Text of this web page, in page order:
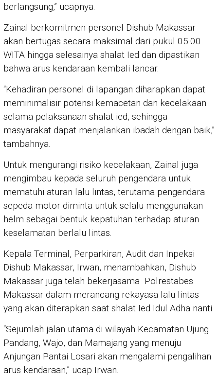
berlangsung,” ucapnya.
Zainal berkomitmen personel Dishub Makassar
akan bertugas secara maksimal dari pukul 05.00
WITA hingga selesainya shalat Ied dan dipastikan
bahwa arus kendaraan kembali lancar.
“Kehadiran personel di lapangan diharapkan dapat
meminimalisir potensi kemacetan dan kecelakaan
selama pelaksanaan shalat ied, sehingga
masyarakat dapat menjalankan ibadah dengan baik,”
tambahnya.
Untuk mengurangi risiko kecelakaan, Zainal juga
mengimbau kepada seluruh pengendara untuk
mematuhi aturan lalu lintas, terutama pengendara
sepeda motor diminta untuk selalu menggunakan
helm sebagai bentuk kepatuhan terhadap aturan
keselamatan berlalu lintas.
Kepala Terminal, Perparkiran, Audit dan Inpeksi
Dishub Makassar, Irwan, menambahkan, Dishub
Makassar juga telah bekerjasama Polrestabes
Makassar dalam merancang rekayasa lalu lintas
yang akan diterapkan saat shalat Ied Idul Adha nanti.
“Sejumlah jalan utama di wilayah Kecamatan Ujung
Pandang, Wajo, dan Mamajang yang menuju
Anjungan Pantai Losari akan mengalami pengalihan
arus kendaraan,” ucap Irwan.